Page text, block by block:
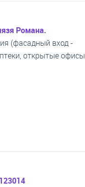
Романа.
(фасадный вход -
открытые офисы